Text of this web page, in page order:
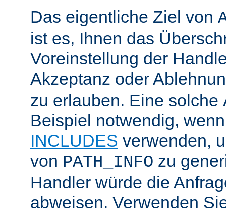
Das eigentliche Ziel von
ist es, Ihnen das
Voreinstellung der
Akzeptanz oder
zu erlauben. Eine solche
Beispiel notwendig,
INCLUDES verwenden,
von PATH_INFO zu
Handler würde die
abweisen. Verwenden